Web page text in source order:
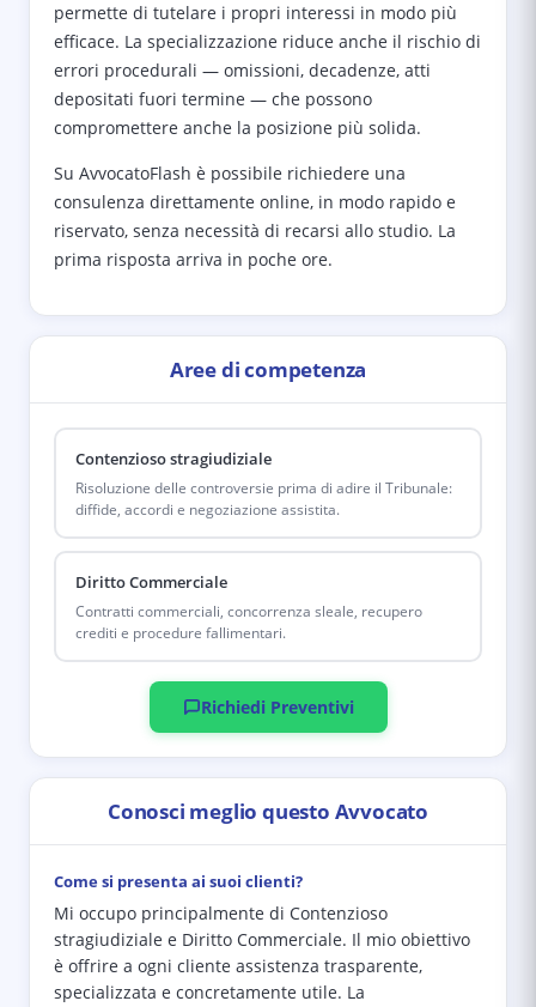
permette di tutelare i propri interessi in modo più
efficace. La specializzazione riduce anche il rischio di
errori procedurali — omissioni, decadenze, atti
depositati fuori termine — che possono
compromettere anche la posizione più solida.
Su AvvocatoFlash è possibile richiedere una
consulenza direttamente online, in modo rapido e
riservato, senza necessità di recarsi allo studio. La
prima risposta arriva in poche ore.
Aree di competenza
Contenzioso stragiudiziale
Risoluzione delle controversie prima di adire il Tribunale:
diffide, accordi e negoziazione assistita.
Diritto Commerciale
Contratti commerciali, concorrenza sleale, recupero
crediti e procedure fallimentari.
Richiedi Preventivi
Conosci meglio questo Avvocato
Come si presenta ai suoi clienti?
Mi occupo principalmente di Contenzioso
stragiudiziale e Diritto Commerciale. Il mio obiettivo
è offrire a ogni cliente assistenza trasparente,
specializzata e concretamente utile. La